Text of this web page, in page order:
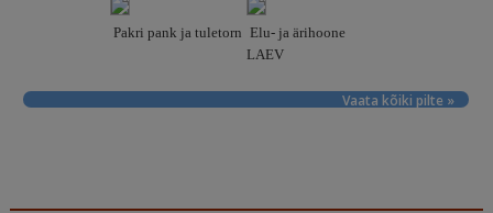
Pakri pank ja tuletorn Elu- ja ärihoone
LAEV
Vaata kõiki pilte »